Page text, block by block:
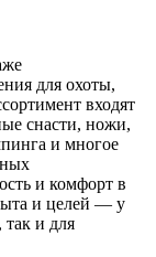
для охоты,
входят
снасти, ножи,
и многое
и комфорт в
и целей — у
так и для